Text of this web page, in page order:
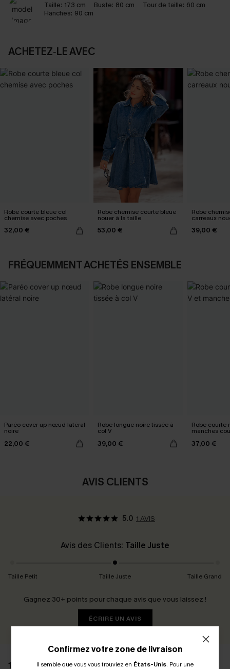
Taille: 173 cm Buste: 80 cm Tour de taille: 60 cm
Hanches: 90 cm
ACHETEZ‑LE AVEC
Robe courte bleue col
chemise avec poches
32,00 €
Robe chemise courte bleue
nouer à la taille
53,00 €
Robe
carreaux
39,00 €
FRÉQUEMMENT ACHETÉS ENSEMBLE
Paréo cover up nœud latéral
noire
22,00 €
Robe longue noire tissée à
col V
39,00 €
Robe courte
manches
37,00 €
AVIS CLIENTS
5.0 1 AVIS
Avis des Clients: Taille Juste
Taille Petit Taille Juste Taille Grand
Gagnez 30+ points pour chaque avis que vous laissez !
ÉCRIRE UN AVIS
1 AVIS
Confirmez votre zone de livraison
Il semble que vous vous trouviez en États-Unis. Pour une